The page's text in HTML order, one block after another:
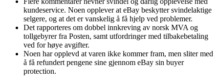
kundeservice. Noen opplever at eBay beskytter svindelaktige
selgere, og at det er vanskelig å få hjelp ved problemer.
Det rapporteres om dobbel innkreving av norsk MVA og
tollgebyrer fra Posten, samt utfordringer med tilbakebetaling
ved for høye avgifter.
Noen har opplevd at varen ikke kommer fram, men sliter med
å få refundert pengene sine gjennom eBay sin buyer
protection.